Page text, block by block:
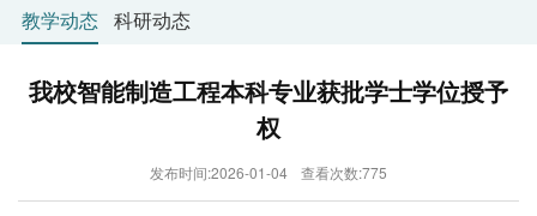
教学动态 科研动态
我校智能制造工程本科专业获批学士学位授予
权
发布时间:2026-01-04 查看次数:775